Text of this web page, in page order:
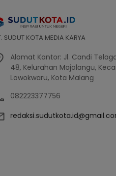
SUDUT KOTA MEDIA KARYA
Alamat Kantor: Jl. Candi
48, Kelurahan Mojolangu,
Lowokwaru, Kota Malang
082223377756